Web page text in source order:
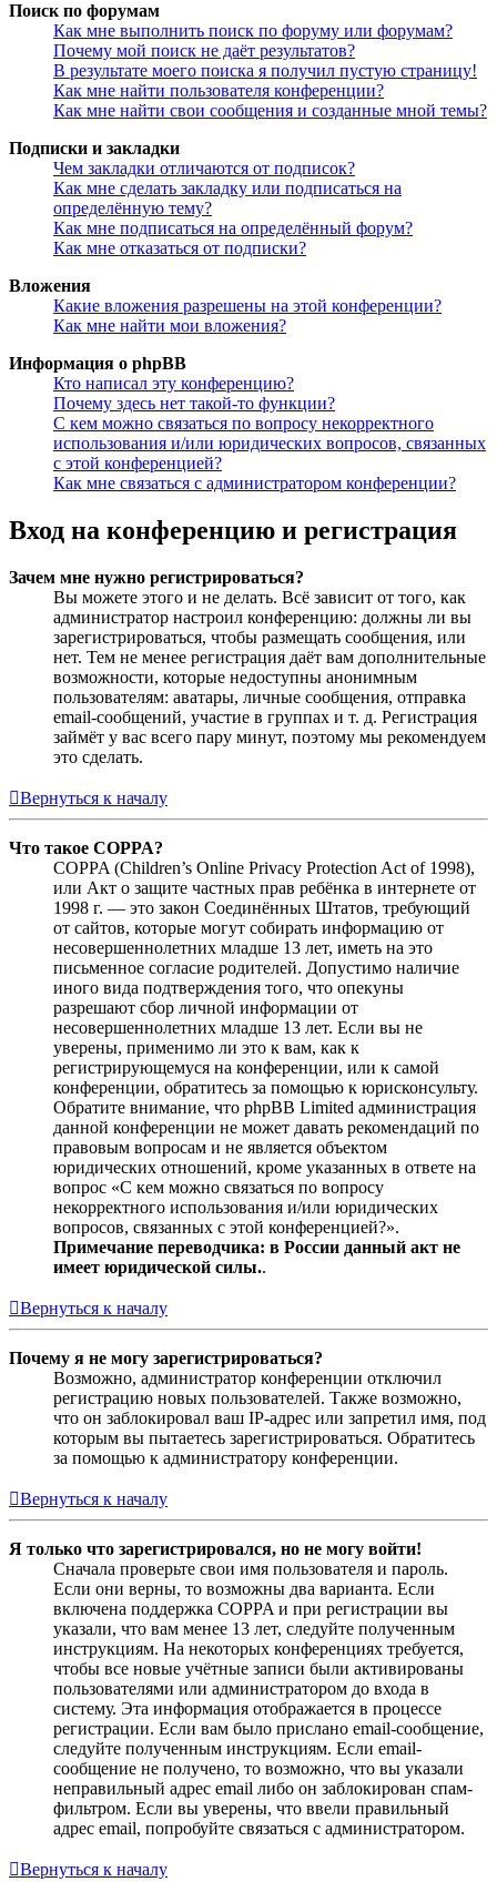
Поиск по форумам
Как мне выполнить поиск по форуму или форумам?
Почему мой поиск не даёт результатов?
В результате моего поиска я получил пустую страницу!
Как мне найти пользователя конференции?
Как мне найти свои сообщения и созданные мной темы?
Подписки и закладки
Чем закладки отличаются от подписок?
Как мне сделать закладку или подписаться на
определённую тему?
Как мне подписаться на определённый форум?
Как мне отказаться от подписки?
Вложения
Какие вложения разрешены на этой конференции?
Как мне найти мои вложения?
Информация о phpBB
Кто написал эту конференцию?
Почему здесь нет такой-то функции?
С кем можно связаться по вопросу некорректного
использования и/или юридических вопросов, связанных
с этой конференцией?
Как мне связаться с администратором конференции?
Вход на конференцию и регистрация
Зачем мне нужно регистрироваться?
Вы можете этого и не делать. Всё зависит от того, как
администратор настроил конференцию: должны ли вы
зарегистрироваться, чтобы размещать сообщения, или
нет. Тем не менее регистрация даёт вам дополнительные
возможности, которые недоступны анонимным
пользователям: аватары, личные сообщения, отправка
email-сообщений, участие в группах и т. д. Регистрация
займёт у вас всего пару минут, поэтому мы рекомендуем
это сделать.
Вернуться к началу
Что такое COPPA?
COPPA (Children’s Online Privacy Protection Act of 1998),
или Акт о защите частных прав ребёнка в интернете от
1998 г. — это закон Соединённых Штатов, требующий
от сайтов, которые могут собирать информацию от
несовершеннолетних младше 13 лет, иметь на это
письменное согласие родителей. Допустимо наличие
иного вида подтверждения того, что опекуны
разрешают сбор личной информации от
несовершеннолетних младше 13 лет. Если вы не
уверены, применимо ли это к вам, как к
регистрирующемуся на конференции, или к самой
конференции, обратитесь за помощью к юрисконсульту.
Обратите внимание, что phpBB Limited администрация
данной конференции не может давать рекомендаций по
правовым вопросам и не является объектом
юридических отношений, кроме указанных в ответе на
вопрос «С кем можно связаться по вопросу
некорректного использования и/или юридических
вопросов, связанных с этой конференцией?».
Примечание переводчика: в России данный акт не
имеет юридической силы..
Вернуться к началу
Почему я не могу зарегистрироваться?
Возможно, администратор конференции отключил
регистрацию новых пользователей. Также возможно,
что он заблокировал ваш IP-адрес или запретил имя, под
которым вы пытаетесь зарегистрироваться. Обратитесь
за помощью к администратору конференции.
Вернуться к началу
Я только что зарегистрировался, но не могу войти!
Сначала проверьте свои имя пользователя и пароль.
Если они верны, то возможны два варианта. Если
включена поддержка COPPA и при регистрации вы
указали, что вам менее 13 лет, следуйте полученным
инструкциям. На некоторых конференциях требуется,
чтобы все новые учётные записи были активированы
пользователями или администратором до входа в
систему. Эта информация отображается в процессе
регистрации. Если вам было прислано email-сообщение,
следуйте полученным инструкциям. Если email-
сообщение не получено, то возможно, что вы указали
неправильный адрес email либо он заблокирован спам-
фильтром. Если вы уверены, что ввели правильный
адрес email, попробуйте связаться с администратором.
Вернуться к началу